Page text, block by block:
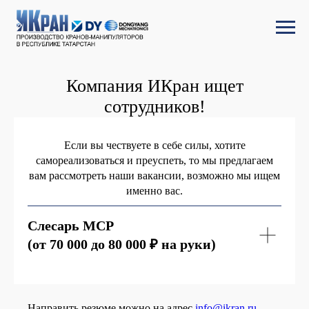
Компания ИКран ищет
сотрудников!
Если вы чествуете в себе силы, хотите
самореализоваться и преуспеть, то мы предлагаем
вам рассмотреть наши вакансии, возможно мы ищем
именно вас.
Слесарь МСР
(от 70 000 до 80 000 ₽ на руки)